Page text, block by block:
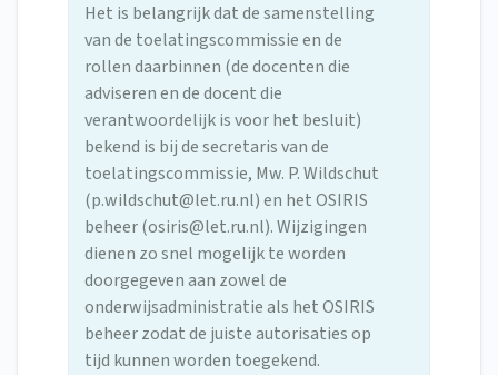
Het is belangrijk dat de samenstelling
van de toelatingscommissie en de
rollen daarbinnen (de docenten die
adviseren en de docent die
verantwoordelijk is voor het besluit)
bekend is bij de secretaris van de
toelatingscommissie, Mw. P. Wildschut
(p.wildschut@let.ru.nl) en het OSIRIS
beheer (osiris@let.ru.nl). Wijzigingen
dienen zo snel mogelijk te worden
doorgegeven aan zowel de
onderwijsadministratie als het OSIRIS
beheer zodat de juiste autorisaties op
tijd kunnen worden toegekend.